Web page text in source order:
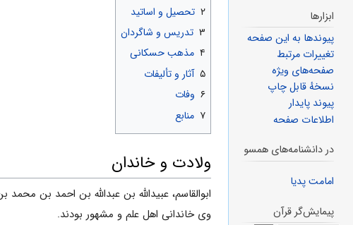
۲ تحصیل و اساتید
۳ تدریس و شاگردان
۴ مذهب حسکانی
۵ آثار و تألیفات
۶ وفات
۷ منابع
ولادت و خاندان
ابوالقاسم، عبیدالله بن عبدالله بن احمد بن
وى خاندانى اهل علم و مشهور بودند.
ابزارها
پیوندها به این صفحه
تغییرات مرتبط
صفحه‌های ویژه
نسخهٔ قابل چاپ
پیوند پایدار
اطلاعات صفحه
در دانشنامه‌های همسو
امامت پدیا
پیمایش‌گر قرآن